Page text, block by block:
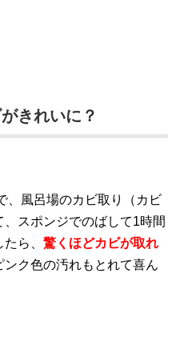
きれいに？
、風呂場のカビ取り（カビ
スポンジでのばして1時間
ら、 驚くほどカビが取れ
ンク色の汚れもとれて喜ん